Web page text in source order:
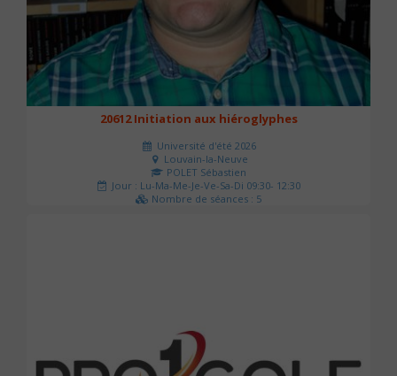
20612 Initiation aux hiéroglyphes
Université d'été 2026
Louvain-la-Neuve
POLET Sébastien
Jour : Lu-Ma-Me-Je-Ve-Sa-Di 09:30- 12:30
Nombre de séances : 5